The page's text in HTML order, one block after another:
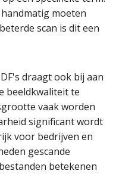
moeten
scan is dit een
draagt ook bij aan
beeldkwaliteit te
vaak worden
significant wordt
voor bedrijven en
gescande
betekenen